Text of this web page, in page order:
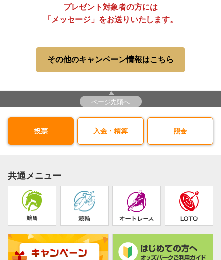
プレゼント対象者の方には
「メッセージ」をお送りいたします。
その他のキャンペーン情報はこちら
ページ先頭へ
投票 入金・精算 照会
共通メニュー